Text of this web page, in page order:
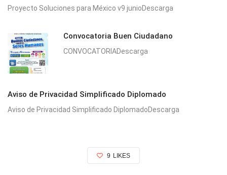
Proyecto Soluciones para México v9 junioDescarga
Convocatoria Buen Ciudadano
CONVOCATORIADescarga
Aviso de Privacidad Simplificado Diplomado
Aviso de Privacidad Simplificado DiplomadoDescarga
9 LIKES